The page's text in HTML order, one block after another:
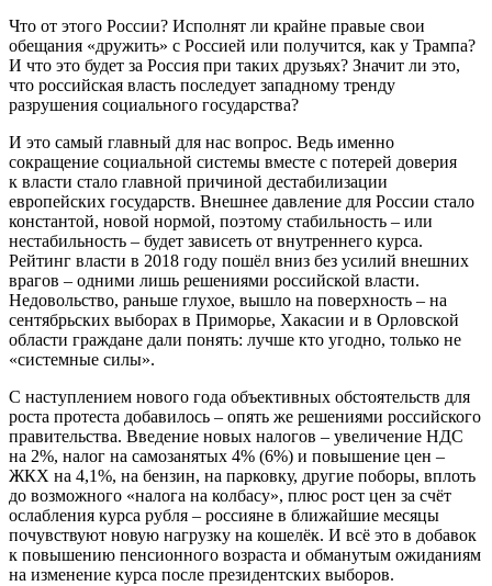
Что от этого России? Исполнят ли крайне правые свои
обещания «дружить» с Россией или получится, как у Трампа?
И что это будет за Россия при таких друзьях? Значит ли это,
что российская власть последует западному тренду
разрушения социального государства?
И это самый главный для нас вопрос. Ведь именно
сокращение социальной системы вместе с потерей доверия
к власти стало главной причиной дестабилизации
европейских государств. Внешнее давление для России стало
константой, новой нормой, поэтому стабильность – или
нестабильность – будет зависеть от внутреннего курса.
Рейтинг власти в 2018 году пошёл вниз без усилий внешних
врагов – одними лишь решениями российской власти.
Недовольство, раньше глухое, вышло на поверхность – на
сентябрьских выборах в Приморье, Хакасии и в Орловской
области граждане дали понять: лучше кто угодно, только не
«системные силы».
С наступлением нового года объективных обстоятельств для
роста протеста добавилось – опять же решениями российского
правительства. Введение новых налогов – увеличение НДС
на 2%, налог на самозанятых 4% (6%) и повышение цен –
ЖКХ на 4,1%, на бензин, на парковку, другие поборы, вплоть
до возможного «налога на колбасу», плюс рост цен за счёт
ослабления курса рубля – россияне в ближайшие месяцы
почувствуют новую нагрузку на кошелёк. И всё это в добавок
к повышению пенсионного возраста и обманутым ожиданиям
на изменение курса после президентских выборов.